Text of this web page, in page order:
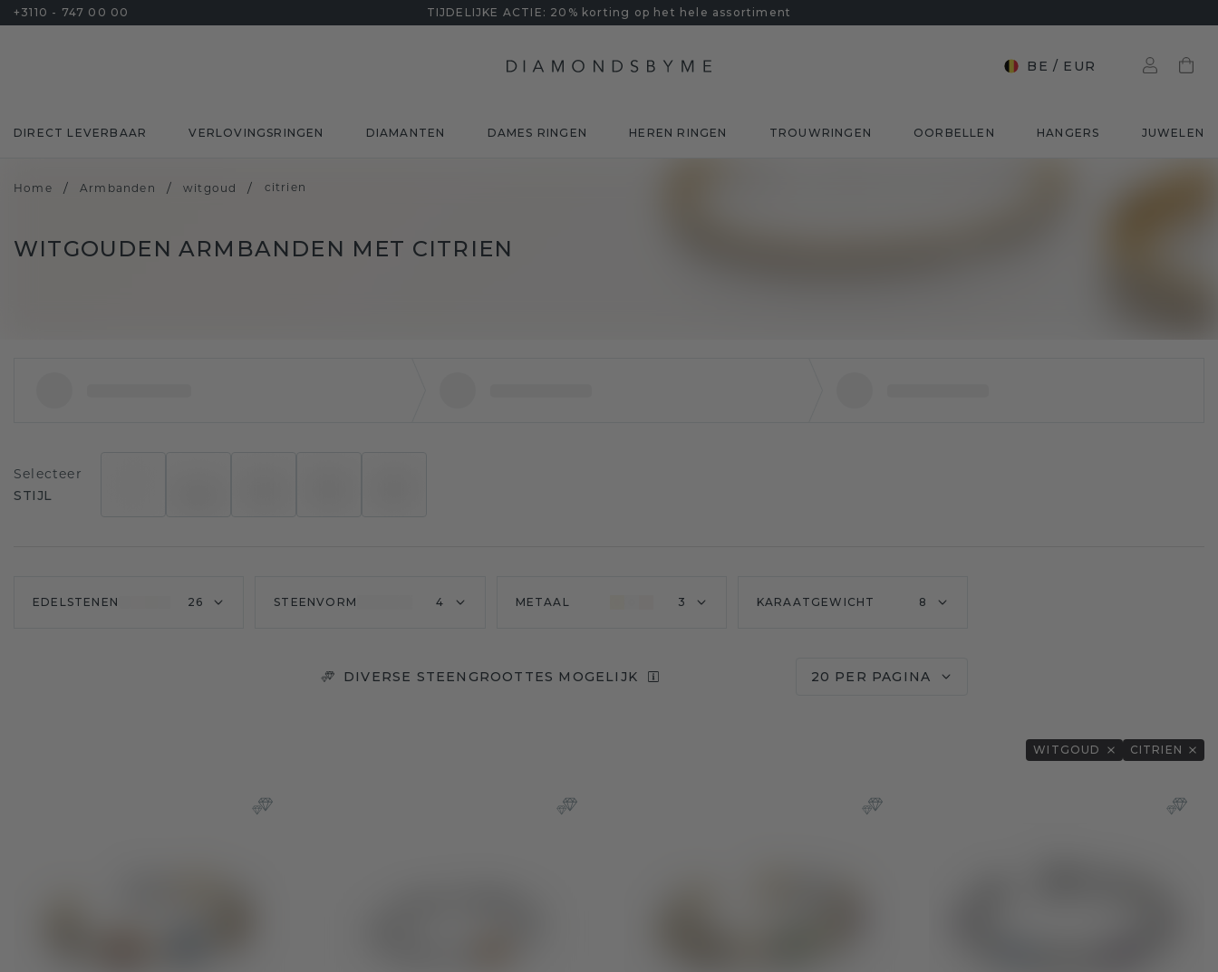
+3110 - 747 00 00 TIJDELIJKE ACTIE: 20% korting op het hele assortiment
BE / EUR
DIRECT LEVERBAAR VERLOVINGSRINGEN DIAMANTEN DAMES RINGEN HEREN RINGEN TROUWRINGEN OORBELLEN HANGERS JUWELEN
Home / Armbanden / witgoud / citrien
WITGOUDEN ARMBANDEN MET CITRIEN
Selecteer
STIJL
EDELSTENEN 26 STEENVORM 4 METAAL 3 KARAATGEWICHT 8
DIVERSE STEENGROOTTES MOGELIJK 20 PER PAGINA
WITGOUD CITRIEN